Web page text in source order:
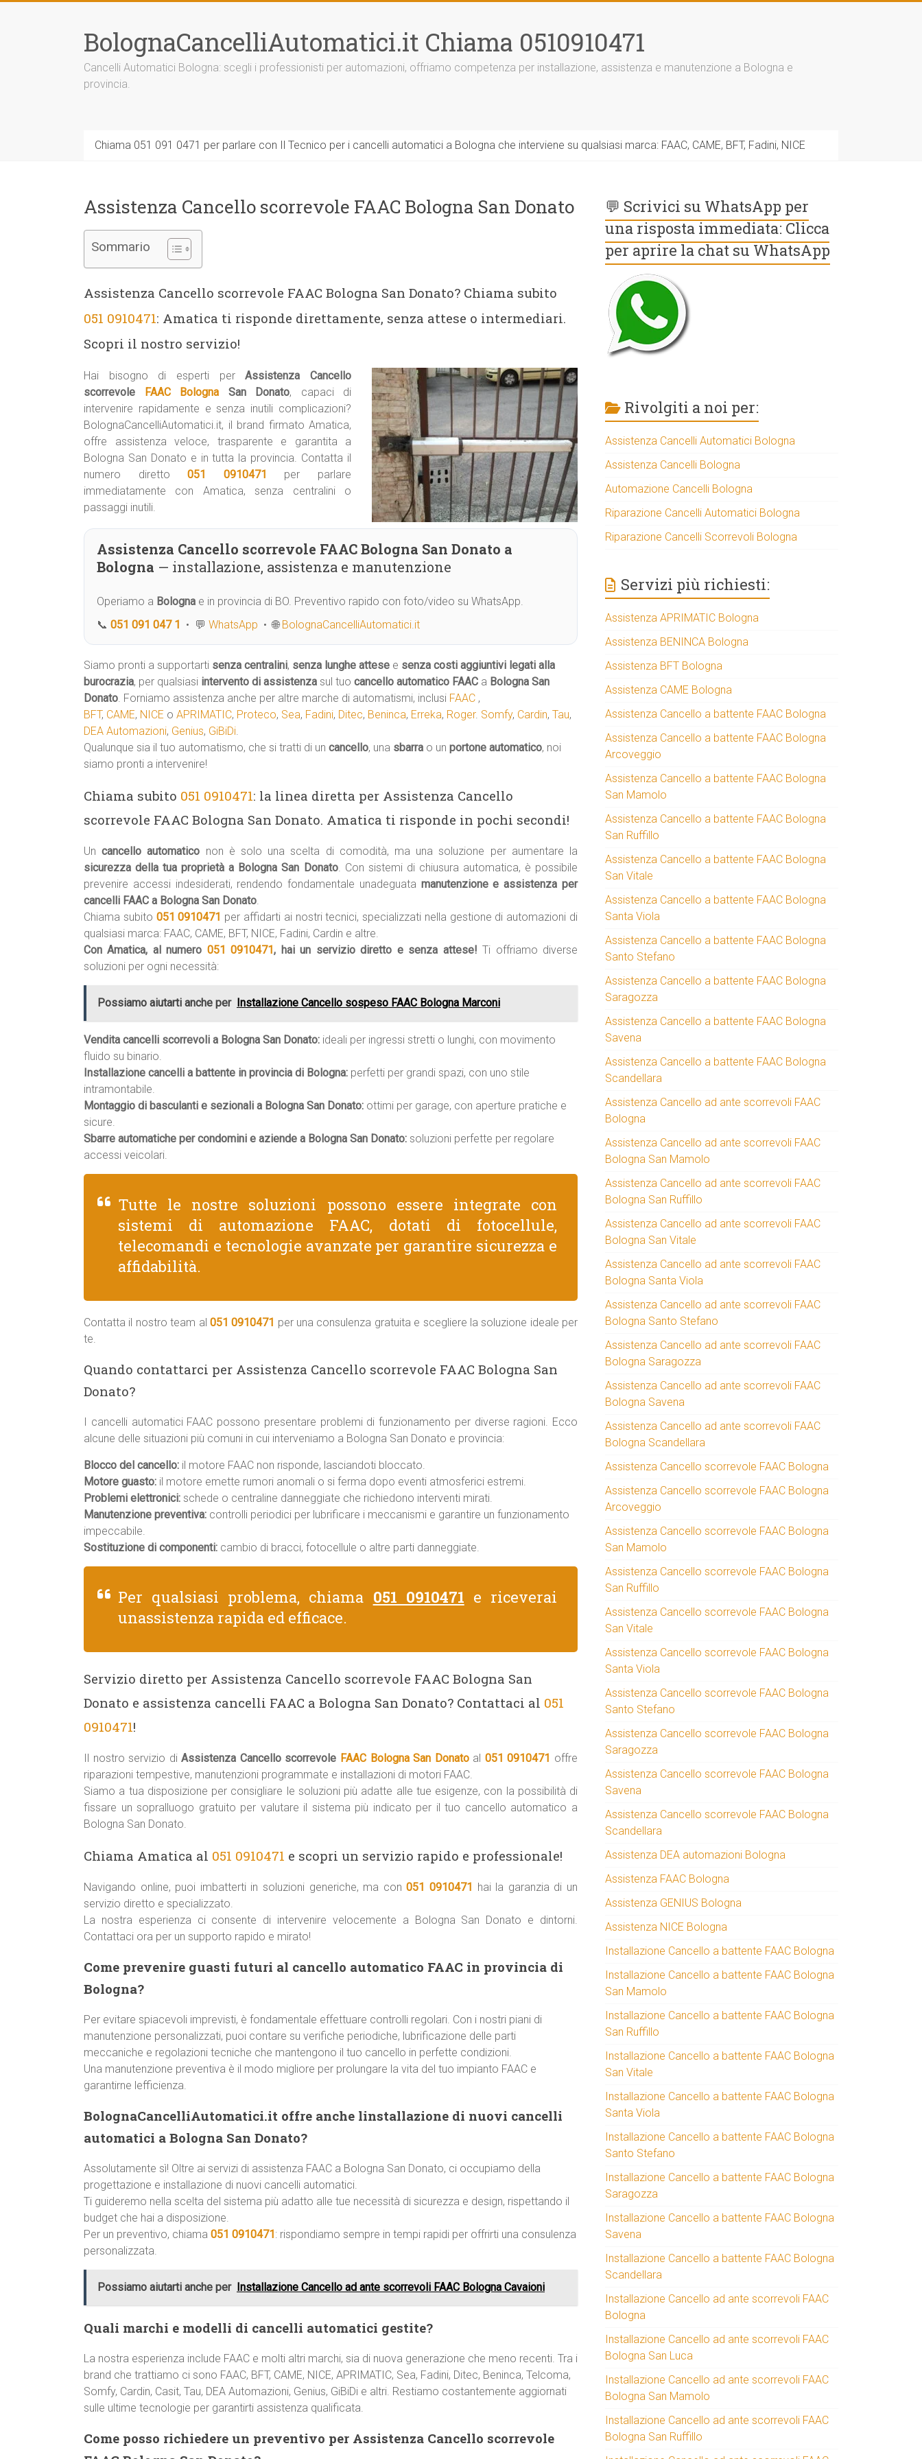
BolognaCancelliAutomatici.it Chiama 0510910471
Cancelli Automatici Bologna: scegli i professionisti per automazioni, offriamo competenza per installazione, assistenza e manutenzione a Bologna e
provincia.
Chiama 051 091 0471 per parlare con Il Tecnico per i cancelli automatici a Bologna che interviene su qualsiasi marca: FAAC, CAME, BFT, Fadini, NICE
Assistenza Cancello scorrevole FAAC Bologna San Donato
Sommario
Assistenza Cancello scorrevole FAAC Bologna San Donato? Chiama subito
051 0910471: Amatica ti risponde direttamente, senza attese o intermediari.
Scopri il nostro servizio!
Hai bisogno di esperti perAssistenza Cancello
scorrevole FAAC Bologna San Donato, capaci di
intervenire rapidamente e senza inutili complicazioni?
BolognaCancelliAutomatici.it, il brand firmato Amatica,
offre assistenza veloce, trasparente e garantita a
Bologna San Donato e in tutta la provincia. Contatta il
numero diretto051 0910471 per parlare
immediatamente con Amatica, senza centralini o
passaggi inutili.
Assistenza Cancello scorrevole FAAC Bologna San Donato a
Bologna — installazione, assistenza e manutenzione
Operiamo a Bologna e in provincia di BO. Preventivo rapido con foto/video su WhatsApp.
📞 051 091 047 1 • 💬 WhatsApp • 🌐 BolognaCancelliAutomatici.it
Siamo pronti a supportarti senza centralini, senza lunghe attese e senza costi aggiuntivi legati alla
burocrazia, per qualsiasi intervento di assistenza sul tuo cancello automatico FAAC a Bologna San
Donato. Forniamo assistenza anche per altre marche di automatismi, inclusi FAAC ,
BFT, CAME, NICE o APRIMATIC, Proteco, Sea, Fadini, Ditec, Beninca, Erreka, Roger. Somfy, Cardin, Tau,
DEA Automazioni, Genius, GiBiDi.
Qualunque sia il tuo automatismo, che si tratti di un cancello, una sbarra o un portone automatico, noi
siamo pronti a intervenire!
Chiama subito 051 0910471: la linea diretta per Assistenza Cancello
scorrevole FAAC Bologna San Donato. Amatica ti risponde in pochi secondi!
Uncancello automatico non è solo una scelta di comodità, ma una soluzione per aumentare la
sicurezza della tua proprietà a Bologna San Donato. Con sistemi di chiusura automatica, è possibile
prevenire accessi indesiderati, rendendo fondamentale unadeguata manutenzione e assistenza per
cancelli FAAC a Bologna San Donato.
Chiama subito 051 0910471 per affidarti ai nostri tecnici, specializzati nella gestione di automazioni di
qualsiasi marca: FAAC, CAME, BFT, NICE, Fadini, Cardin e altre.
Con Amatica, al numero 051 0910471, hai un servizio diretto e senza attese! Ti offriamo diverse
soluzioni per ogni necessità:
Possiamo aiutarti anche per Installazione Cancello sospeso FAAC Bologna Marconi
Vendita cancelli scorrevoli a Bologna San Donato: ideali per ingressi stretti o lunghi, con movimento
fluido su binario.
Installazione cancelli a battente in provincia di Bologna: perfetti per grandi spazi, con uno stile
intramontabile.
Montaggio di basculanti e sezionali a Bologna San Donato: ottimi per garage, con aperture pratiche e
sicure.
Sbarre automatiche per condomini e aziende a Bologna San Donato: soluzioni perfette per regolare
accessi veicolari.
Tutte le nostre soluzioni possono essere integrate con
sistemi di automazione FAAC, dotati di fotocellule,
telecomandi e tecnologie avanzate per garantire sicurezza e
affidabilità.
Contatta il nostro team al 051 0910471 per una consulenza gratuita e scegliere la soluzione ideale per
te.
Quando contattarci per Assistenza Cancello scorrevole FAAC Bologna San
Donato?
I cancelli automatici FAAC possono presentare problemi di funzionamento per diverse ragioni. Ecco
alcune delle situazioni più comuni in cui interveniamo a Bologna San Donato e provincia:
Blocco del cancello: il motore FAAC non risponde, lasciandoti bloccato.
Motore guasto: il motore emette rumori anomali o si ferma dopo eventi atmosferici estremi.
Problemi elettronici: schede o centraline danneggiate che richiedono interventi mirati.
Manutenzione preventiva: controlli periodici per lubrificare i meccanismi e garantire un funzionamento
impeccabile.
Sostituzione di componenti: cambio di bracci, fotocellule o altre parti danneggiate.
Per qualsiasi problema, chiama 051 0910471 e riceverai
unassistenza rapida ed efficace.
Servizio diretto per Assistenza Cancello scorrevole FAAC Bologna San
Donato e assistenza cancelli FAAC a Bologna San Donato? Contattaci al 051
0910471!
Il nostro servizio diAssistenza Cancello scorrevole FAAC Bologna San Donatoal 051 0910471 offre
riparazioni tempestive, manutenzioni programmate e installazioni di motori FAAC.
Siamo a tua disposizione per consigliare le soluzioni più adatte alle tue esigenze, con la possibilità di
fissare un sopralluogo gratuito per valutare il sistema più indicato per il tuo cancello automatico a
Bologna San Donato.
Chiama Amatica al 051 0910471 e scopri un servizio rapido e professionale!
Navigando online, puoi imbatterti in soluzioni generiche, ma con051 0910471 hai la garanzia di un
servizio diretto e specializzato.
La nostra esperienza ci consente di intervenire velocemente a Bologna San Donato e dintorni.
Contattaci ora per un supporto rapido e mirato!
Come prevenire guasti futuri al cancello automatico FAAC in provincia di
Bologna?
Per evitare spiacevoli imprevisti, è fondamentale effettuare controlli regolari. Con i nostri piani di
manutenzione personalizzati, puoi contare su verifiche periodiche, lubrificazione delle parti
meccaniche e regolazioni tecniche che mantengono il tuo cancello in perfette condizioni.
Una manutenzione preventiva è il modo migliore per prolungare la vita del tuo impianto FAAC e
garantirne lefficienza.
BolognaCancelliAutomatici.it offre anche linstallazione di nuovi cancelli
automatici a Bologna San Donato?
Assolutamente sì! Oltre ai servizi di assistenza FAAC a Bologna San Donato, ci occupiamo della
progettazione e installazione di nuovi cancelli automatici.
Ti guideremo nella scelta del sistema più adatto alle tue necessità di sicurezza e design, rispettando il
budget che hai a disposizione.
Per un preventivo, chiama 051 0910471: rispondiamo sempre in tempi rapidi per offrirti una consulenza
personalizzata.
Possiamo aiutarti anche per Installazione Cancello ad ante scorrevoli FAAC Bologna Cavaioni
Quali marchi e modelli di cancelli automatici gestite?
La nostra esperienza include FAAC e molti altri marchi, sia di nuova generazione che meno recenti. Tra i
brand che trattiamo ci sono FAAC, BFT, CAME, NICE, APRIMATIC, Sea, Fadini, Ditec, Beninca, Telcoma,
Somfy, Cardin, Casit, Tau, DEA Automazioni, Genius, GiBiDi e altri. Restiamo costantemente aggiornati
sulle ultime tecnologie per garantirti assistenza qualificata.
Come posso richiedere un preventivo per Assistenza Cancello scorrevole
💬 Scrivici su WhatsApp per
una risposta immediata: Clicca
per aprire la chat su WhatsApp
Rivolgiti a noi per:
Assistenza Cancelli Automatici Bologna
Assistenza Cancelli Bologna
Automazione Cancelli Bologna
Riparazione Cancelli Automatici Bologna
Riparazione Cancelli Scorrevoli Bologna
Servizi più richiesti:
Assistenza APRIMATIC Bologna
Assistenza BENINCA Bologna
Assistenza BFT Bologna
Assistenza CAME Bologna
Assistenza Cancello a battente FAAC Bologna
Assistenza Cancello a battente FAAC Bologna
Arcoveggio
Assistenza Cancello a battente FAAC Bologna
San Mamolo
Assistenza Cancello a battente FAAC Bologna
San Ruffillo
Assistenza Cancello a battente FAAC Bologna
San Vitale
Assistenza Cancello a battente FAAC Bologna
Santa Viola
Assistenza Cancello a battente FAAC Bologna
Santo Stefano
Assistenza Cancello a battente FAAC Bologna
Saragozza
Assistenza Cancello a battente FAAC Bologna
Savena
Assistenza Cancello a battente FAAC Bologna
Scandellara
Assistenza Cancello ad ante scorrevoli FAAC
Bologna
Assistenza Cancello ad ante scorrevoli FAAC
Bologna San Mamolo
Assistenza Cancello ad ante scorrevoli FAAC
Bologna San Ruffillo
Assistenza Cancello ad ante scorrevoli FAAC
Bologna San Vitale
Assistenza Cancello ad ante scorrevoli FAAC
Bologna Santa Viola
Assistenza Cancello ad ante scorrevoli FAAC
Bologna Santo Stefano
Assistenza Cancello ad ante scorrevoli FAAC
Bologna Saragozza
Assistenza Cancello ad ante scorrevoli FAAC
Bologna Savena
Assistenza Cancello ad ante scorrevoli FAAC
Bologna Scandellara
Assistenza Cancello scorrevole FAAC Bologna
Assistenza Cancello scorrevole FAAC Bologna
Arcoveggio
Assistenza Cancello scorrevole FAAC Bologna
San Mamolo
Assistenza Cancello scorrevole FAAC Bologna
San Ruffillo
Assistenza Cancello scorrevole FAAC Bologna
San Vitale
Assistenza Cancello scorrevole FAAC Bologna
Santa Viola
Assistenza Cancello scorrevole FAAC Bologna
Santo Stefano
Assistenza Cancello scorrevole FAAC Bologna
Saragozza
Assistenza Cancello scorrevole FAAC Bologna
Savena
Assistenza Cancello scorrevole FAAC Bologna
Scandellara
Assistenza DEA automazioni Bologna
Assistenza FAAC Bologna
Assistenza GENIUS Bologna
Assistenza NICE Bologna
Installazione Cancello a battente FAAC Bologna
Installazione Cancello a battente FAAC Bologna
San Mamolo
Installazione Cancello a battente FAAC Bologna
San Ruffillo
Installazione Cancello a battente FAAC Bologna
San Vitale
Installazione Cancello a battente FAAC Bologna
Santa Viola
Installazione Cancello a battente FAAC Bologna
Santo Stefano
Installazione Cancello a battente FAAC Bologna
Saragozza
Installazione Cancello a battente FAAC Bologna
Savena
Installazione Cancello a battente FAAC Bologna
Scandellara
Installazione Cancello ad ante scorrevoli FAAC
Bologna
Installazione Cancello ad ante scorrevoli FAAC
Bologna San Luca
Installazione Cancello ad ante scorrevoli FAAC
Bologna San Mamolo
Installazione Cancello ad ante scorrevoli FAAC
Bologna San Ruffillo